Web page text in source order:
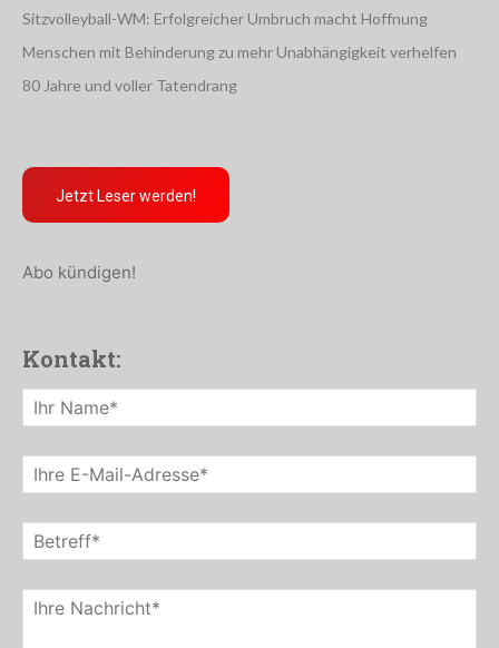
Sitzvolleyball-WM: Erfolgreicher Umbruch macht Hoffnung
Menschen mit Behinderung zu mehr Unabhängigkeit verhelfen
80 Jahre und voller Tatendrang
Jetzt Leser werden!
Abo kündigen!
Kontakt: